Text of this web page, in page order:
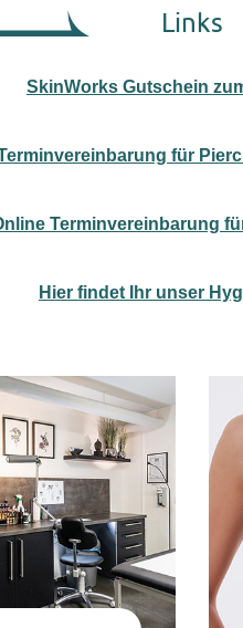
Links
SkinWorks Gutschein
für
Terminvereinbarung
Hier findet Ihr unser